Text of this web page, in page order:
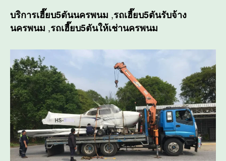
บริการเฮี๊ยบ5ตันนครพนม ,รถเฮี๊ยบ5ตันรับจ้าง
นครพนม ,รถเฮี๊ยบ5ตันให้เช่านครพนม